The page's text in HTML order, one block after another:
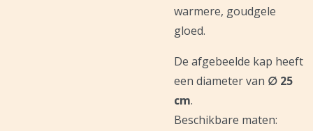
warmere, goudgele
gloed.
De afgebeelde kap heeft
een diameter van ∅ 25
cm.
Beschikbare maten: